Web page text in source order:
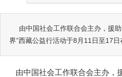
由中国社会工作联合会主办，援
界”西藏公益行活动于8月11日至17日
由中国社会工作联合会主办，